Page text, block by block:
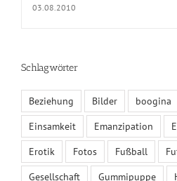
03.08.2010
Schlagwörter
Beziehung Bilder boogina
Einsamkeit
Emanzipation
Erotik
Fotos Fußball
Gesellschaft
Gummipuppe
KALENDER
August
M D M D
3
4 5 6